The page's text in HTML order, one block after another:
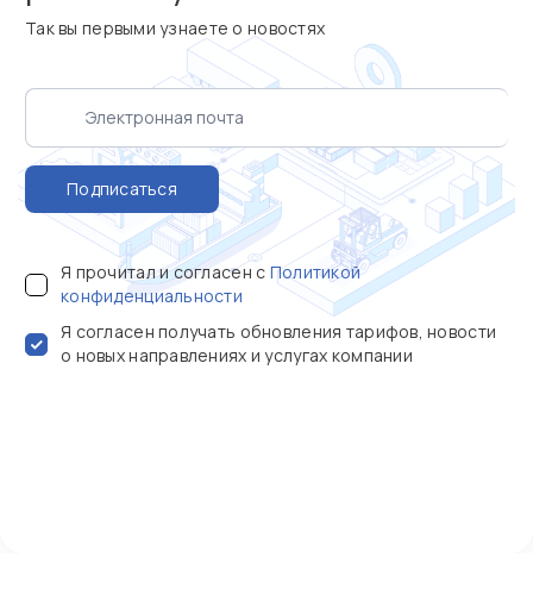
Так вы первыми узнаете о новостях
Подписаться
Я прочитал и согласен с Политикой
конфиденциальности
Я согласен получать обновления тарифов, новости
о новых направлениях и услугах компании